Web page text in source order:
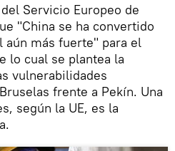
Servicio Europeo de
"China se ha convertido
aún más fuerte" para el
lo cual se plantea la
vulnerabilidades
frente a Pekín. Una
según la UE, es la